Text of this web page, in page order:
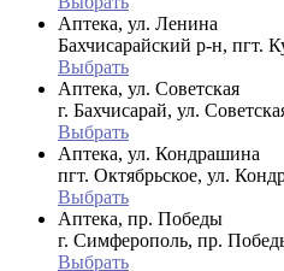
Аптека, ул. Ленина
Бахчисарайский р-н, пгт.
Выбрать
Аптека, ул. Советская
г. Бахчисарай, ул.
Выбрать
Аптека, ул. Кондрашина
пгт. Октябрьское, ул.
Выбрать
Аптека, пр. Победы
г. Симферополь, пр.
Выбрать